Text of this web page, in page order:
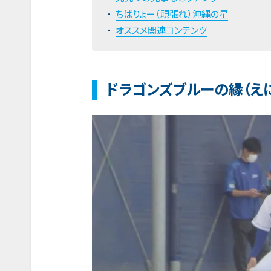
ちばりょー（頑張れ）沖縄の星
オススメ関連コンテンツ
ドラゴンズブルーの縁（え